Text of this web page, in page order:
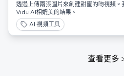
透過上傳兩張圖片來創建甜蜜的吻視頻
Vidu AI相媲美的結果。
AI 視頻工具
查看更多